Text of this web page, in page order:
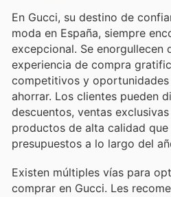
En Gucci, su destino de
moda en España, siempre
excepcional. Se enorgullecen
experiencia de compra
competitivos y
ahorrar. Los clientes pueden
descuentos, ventas
productos de alta calidad
presupuestos a lo largo del
Existen múltiples vías para
comprar en Gucci. Les